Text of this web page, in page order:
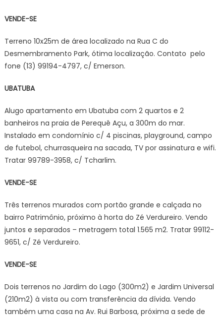
VENDE-SE
Terreno 10x25m de área localizado na Rua C do
Desmembramento Park, ótima localização. Contato pelo
fone (13) 99194-4797, c/ Emerson.
UBATUBA
Alugo apartamento em Ubatuba com 2 quartos e 2
banheiros na praia de Perequê Açu, a 300m do mar.
Instalado em condomínio c/ 4 piscinas, playground, campo
de futebol, churrasqueira na sacada, TV por assinatura e wifi.
Tratar 99789-3958, c/ Tcharlim.
VENDE-SE
Três terrenos murados com portão grande e calçada no
bairro Patrimônio, próximo à horta do Zé Verdureiro. Vendo
juntos e separados – metragem total 1.565 m2. Tratar 99112-
9651, c/ Zé Verdureiro.
VENDE-SE
Dois terrenos no Jardim do Lago (300m2) e Jardim Universal
(210m2) à vista ou com transferência da dívida. Vendo
também uma casa na Av. Rui Barbosa, próxima a sede de